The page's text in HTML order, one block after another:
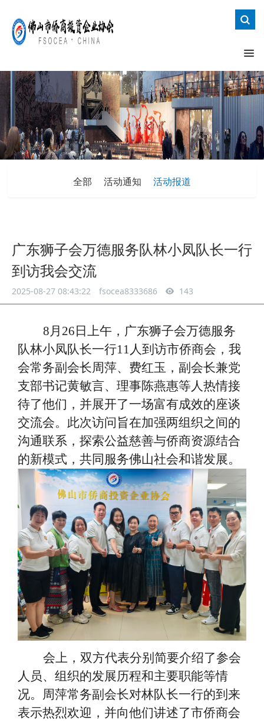
全部 活动通知 活动报道
广东狮子会万德服务队林小凤队长一行
到访我会交流
2025-08-27 08:43:22 fsocea8333686 143
8月26日上午，广东狮子会万德服务
队林小凤队长一行11人到访市侨商会，我
会常务副会长周萍、费红玉，副会长兼党
支部书记黄敏言、理事陈燕惠等人热情接
待了他们，并展开了一场富有成效的座谈
交流会。此次访问旨在加强两组织之间的
沟通联系，探索公益慈善与侨商资源结合
的新模式，共同服务佛山社会和谐发展。
会上，双方代表分别简要介绍了参会
人员、组织的发展历程和主要职能等情
况。周萍常务副会长对林队长一行的到来
表示热烈欢迎，并向他们讲述了市侨商会